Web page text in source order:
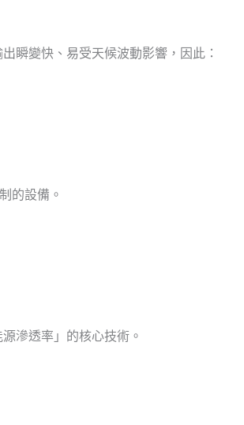
瞬變快、易受天候波動影響，因此：
的設備。
滲透率」的核心技術。